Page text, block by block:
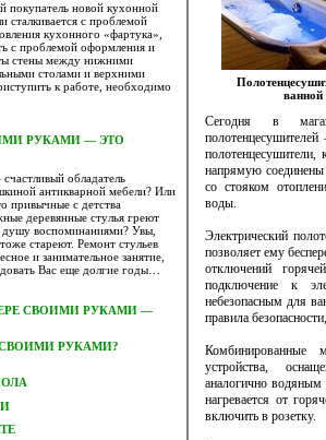
покупатель новой кухонной
сталкивается с проблемой
кухонного «фартука»,
с проблемой оформления и
стены между нижними
столами и верхними
к работе, необходимо
РУКАМИ — ЭТО
обладатель
антикварной мебели? Или
привычные с детства
деревянные стулья греют
воспоминаниями? Увы,
стареют. Ремонт стульев
и занимательное занятие,
Вас еще долгие годы…
СВОИМИ РУКАМИ —
СВОИМИ РУКАМИ?
ванной
Сегодня в
напрямую соединены
со стояком
воды.
Электрический
позволяет ему
отключений
подключение к
небезопасным для
правила
Комбинированные
устройства,
аналогично водяным
нагревается от
включить в розетку.